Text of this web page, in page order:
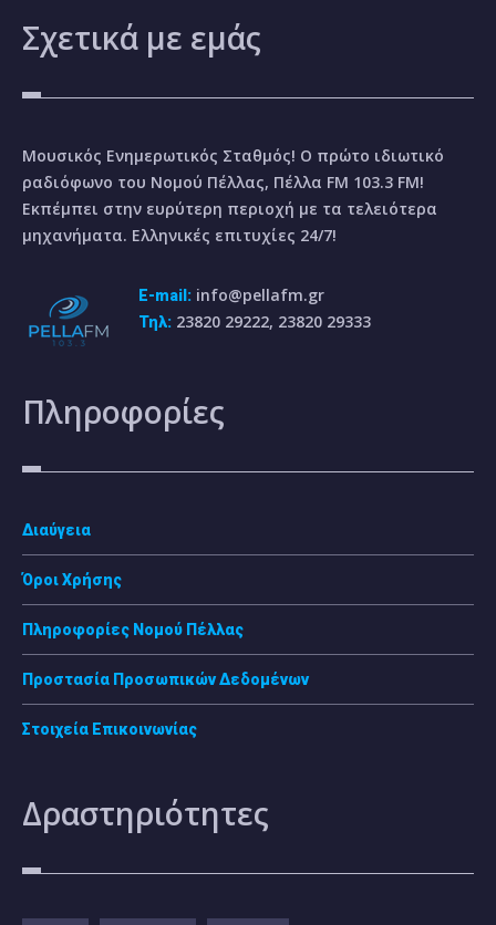
Σχετικά με εμάς
Μουσικός Ενημερωτικός Σταθμός! Ο πρώτο ιδιωτικό
ραδιόφωνο του Νομού Πέλλας, Πέλλα FM 103.3 FM!
Εκπέμπει στην ευρύτερη περιοχή με τα τελειότερα
μηχανήματα. Ελληνικές επιτυχίες 24/7!
E-mail: info@pellafm.gr
Τηλ: 23820 29222, 23820 29333
Πληροφορίες
Διαύγεια
Όροι Χρήσης
Πληροφορίες Νομού Πέλλας
Προστασία Προσωπικών Δεδομένων
Στοιχεία Επικοινωνίας
Δραστηριότητες